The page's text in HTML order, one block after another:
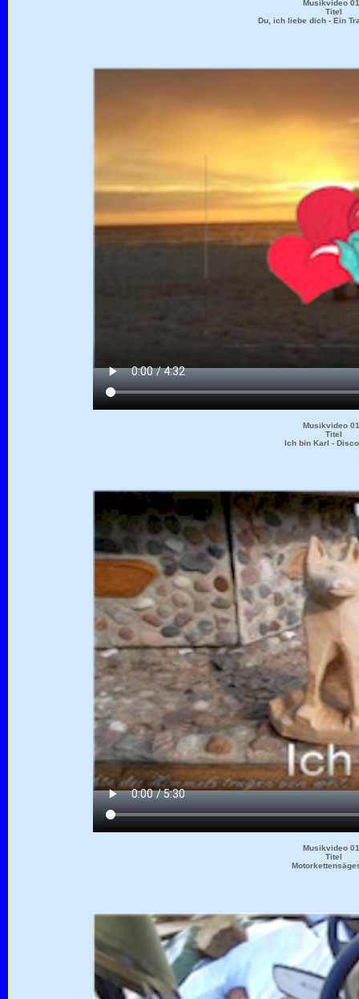
Musikvideo
Titel
Du, ich liebe dich - Ein
Musikvideo
Titel
Ich bin Karl -
Musikvideo
Titel